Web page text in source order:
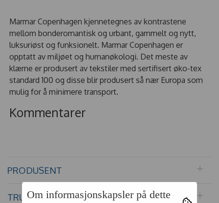
Marmar Copenhagen kjennetegnes av kontrastene
mellom bonderomantisk og urbant, gammelt og nytt,
luksuriøst og funksionelt. Marmar Copenhagen er
opptatt av miljøet og humanøkologi. Det meste av
klærne er produsert av tekstiler med sertifisert øko-tex
standard 100 og disse blir produsert så nær Europa som
mulig for å minimere transport.
Kommentarer
PRODUSENT
TRUSTPILOT
Om informasjonskapsler på dette